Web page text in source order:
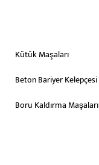
Kütük Maşaları
Beton Bariyer Kelepçesi
Boru Kaldırma Maşaları